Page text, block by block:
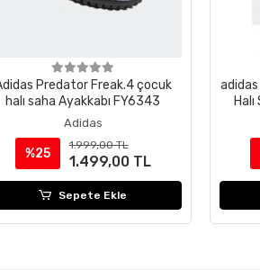
Predator Freak.4 çocuk
halı saha Ayakkabı FY6343
Adidas
%25
1.999,00 TL
1.499,00 TL
Sepete Ekle